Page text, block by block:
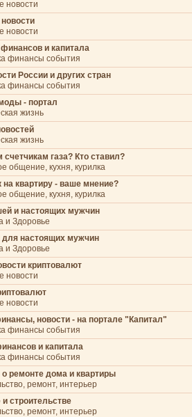
новости
новости
и капитала
финансы события
России и других стран
финансы события
- портал
жизнь
жизнь
газа? Кто ставил?
общение, кухня, курилка
на квартиру - ваше мнение?
общение, кухня, курилка
и настоящих мужчин
и Здоровье
для настоящих мужчин
и Здоровье
криптовалют
новости
новости
новости - на портале "Капитал"
финансы события
и капитала
финансы события
ремонте дома и квартиры
ремонт, интерьер
строительстве
ремонт, интерьер